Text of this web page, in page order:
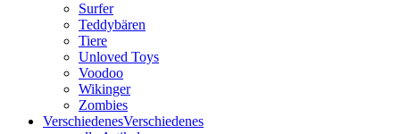
Surfer
Teddybären
Tiere
Unloved Toys
Voodoo
Wikinger
Zombies
VerschiedenesVerschiedenes